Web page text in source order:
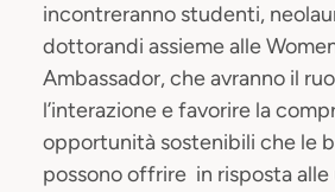
incontreranno studenti,
dottorandi assieme alle
Ambassador, che avranno il
l’interazione e favorire la
opportunità sostenibili che le
possono offrire in risposta